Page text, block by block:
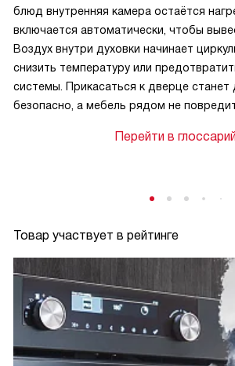
блюд внутренняя камера остаётся
включается автоматически, чтобы
Воздух внутри духовки начинает
снизить температуру или
системы. Прикасаться к дверце станет
безопасно, а мебель рядом не
Перейти в глоссарий
Товар участвует в рейтинге